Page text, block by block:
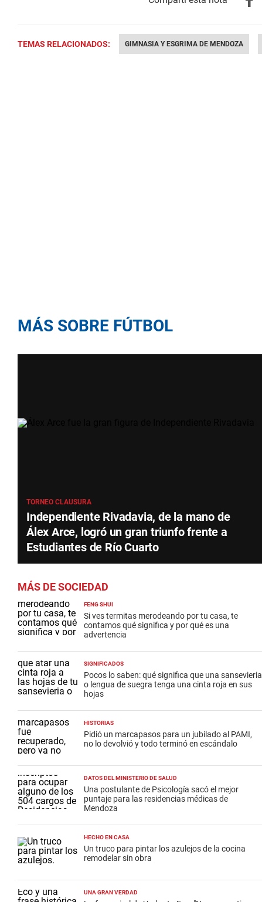
TEMAS RELACIONADOS: GIMNASIA Y ESGRIMA DE MENDOZA
MÁS SOBRE FÚTBOL
TORNEO CLAUSURA
Independiente Rivadavia, de la mano de
Álex Arce, logró un gran triunfo frente a
Estudiantes de Río Cuarto
MÁS DE SOCIEDAD
FENG SHUI
Si ves termitas merodeando por tu casa, te
contamos qué significa y por qué es una
advertencia
SIGNIFICADOS
Pocos lo saben: qué significa que una sansevieria
o lengua de suegra tenga una cinta roja en sus
hojas
HISTORIAS
Pidió un marcapasos para un jubilado al PAMI,
no lo devolvió y todo terminó en escándalo
DATOS DEL MINISTERIO DE SALUD
Una postulante de Psicología sacó el mejor
puntaje para las residencias médicas de
Mendoza
HECHO EN CASA
Un truco para pintar los azulejos de la cocina
remodelar sin obra
UNA GRAN VERDAD